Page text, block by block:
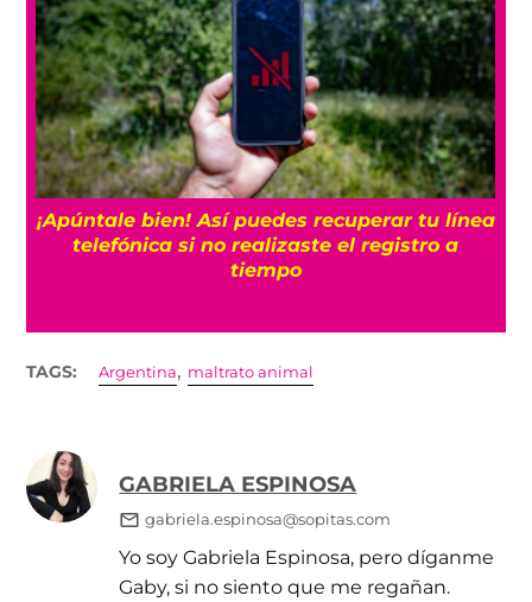
¡Apúntale bien! Así puedes recuperar tu línea
telefónica si no realizaste el registro a
tiempo
TAGS: Argentina, maltrato animal
GABRIELA ESPINOSA
gabriela.espinosa@sopitas.com
Yo soy Gabriela Espinosa, pero díganme
Gaby, si no siento que me regañan.